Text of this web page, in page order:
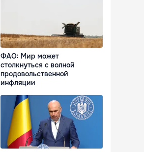
ФАО: Мир может
столкнуться с волной
продовольственной
инфляции